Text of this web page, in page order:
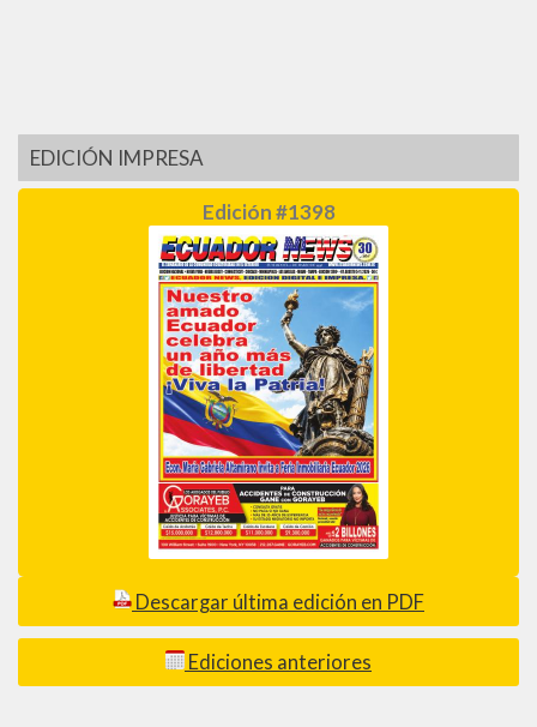
EDICIÓN IMPRESA
Edición #1398
Descargar última edición en PDF
Ediciones anteriores